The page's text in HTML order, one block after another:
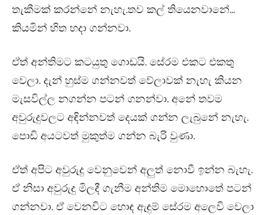
තැකීමක් කරන්නේ නැහැ.තව කල් තියෙනවානේ…
කියමින් හිත හදා ගන්නවා.
ඒත් අන්තිමට කටයුතු ගොඩයි. සේරම එකට එකතු
වෙලා. දැන් හුස්ම ගන්නවත් වේලාවක් නැහැ කියන
මැසවිල්ල නගන්න පටන් ගනන්වා. අනේ තවම
අවුරුදුවලට අඳින්නවත් දෙයක් ගන්න ලැබුනේ නැහැ.
පොඩි අයටවත් මුකුත්ම ගන්න බැරි වුණා.
ඒත් අපිට අවුරුදු වෙනුවෙන් අලුත් නොවී ඉන්න බැහැ.
ඒ නිසා අවුරුදු මිලදී ගැනීම අන්තිම මොහොතේ පටන්
ගන්නවා. ඒ වෙනවිට හොඳ ඇඳුම් සේරම අලෙවි වෙලා